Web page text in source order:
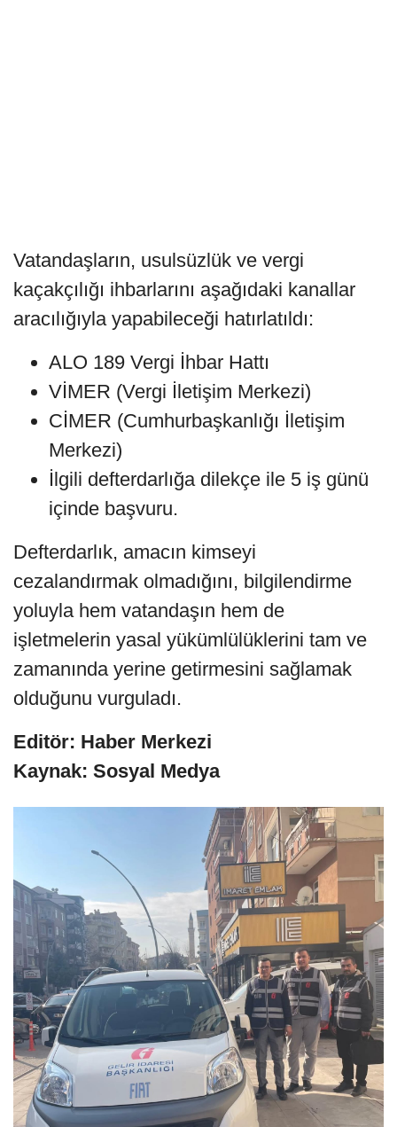
Vatandaşların, usulsüzlük ve vergi
kaçakçılığı ihbarlarını aşağıdaki kanallar
aracılığıyla yapabileceği hatırlatıldı:
ALO 189 Vergi İhbar Hattı
VİMER (Vergi İletişim Merkezi)
CİMER (Cumhurbaşkanlığı İletişim
Merkezi)
İlgili defterdarlığa dilekçe ile 5 iş günü
içinde başvuru.
Defterdarlık, amacın kimseyi
cezalandırmak olmadığını, bilgilendirme
yoluyla hem vatandaşın hem de
işletmelerin yasal yükümlülüklerini tam ve
zamanında yerine getirmesini sağlamak
olduğunu vurguladı.
Editör: Haber Merkezi
Kaynak: Sosyal Medya